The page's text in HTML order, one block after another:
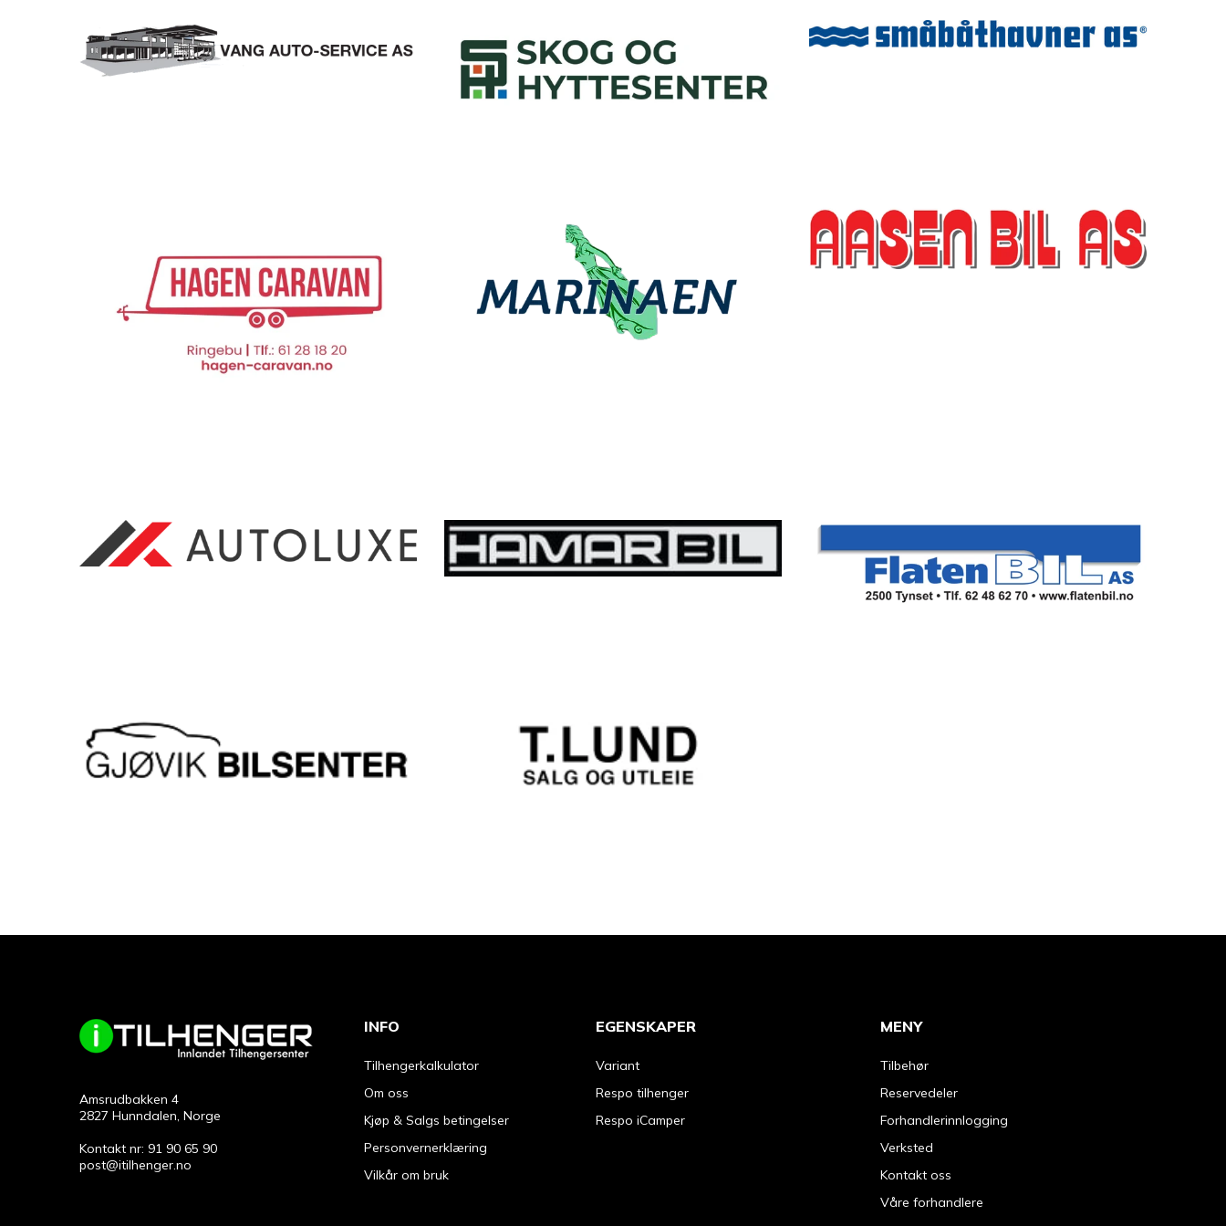
Amsrudbakken 4
2827 Hunndalen, Norge
Kontakt nr: 91 90 65 90
post@itilhenger.no
INFO
Tilhengerkalkulator
Om oss
Kjøp & Salgs betingelser
Personvernerklæring
Vilkår om bruk
EGENSKAPER
Variant
Respo tilhenger
Respo iCamper
MENY
Tilbehør
Reservedeler
Forhandlerinnlogging
Verksted
Kontakt oss
Våre forhandlere